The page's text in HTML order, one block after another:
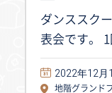
ダンススク
表会です。
2022年12
地階グランド